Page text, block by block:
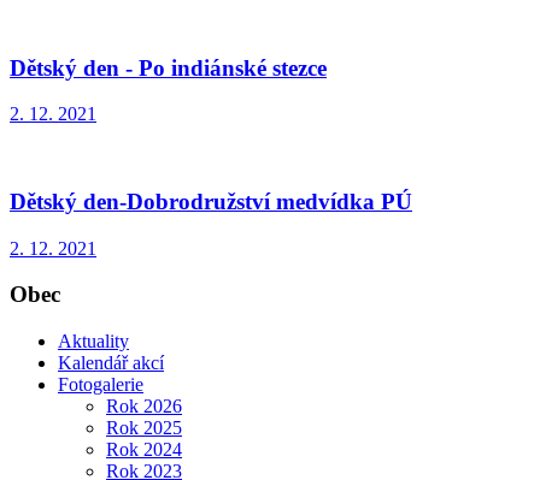
Dětský den - Po indiánské stezce
2. 12. 2021
Dětský den-Dobrodružství medvídka PÚ
2. 12. 2021
Obec
Aktuality
Kalendář akcí
Fotogalerie
Rok 2026
Rok 2025
Rok 2024
Rok 2023